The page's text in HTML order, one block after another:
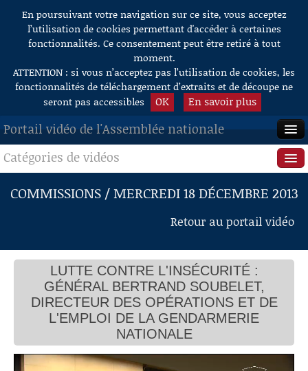
Aller au contenu
En poursuivant votre navigation sur ce site, vous acceptez
l’utilisation de cookies permettant d'accéder à certaines
fonctionnalités. Ce consentement peut être retiré à tout
moment.
ATTENTION : si vous n’acceptez pas l’utilisation de cookies, les
fonctionnalités de téléchargement d’extraits et de découpe ne
seront pas accessibles
OK En savoir plus
Portail vidéo de l'Assemblée nationale
ACCUEIL
EN DIRECT
RECHERCHE
AIDE À LA DÉCOUPE
DE VIDÉOS
Catégories de vidéos
Séance publique
Questions au Gouvernement
Commissions
Présidence
Évènements
Connaissance, Histoire
Autres
COMMISSIONS / MERCREDI 18 DÉCEMBRE 2013
Retour au portail vidéo
LUTTE CONTRE L'INSÉCURITÉ :
GÉNÉRAL BERTRAND SOUBELET,
DIRECTEUR DES OPÉRATIONS ET DE
L'EMPLOI DE LA GENDARMERIE
NATIONALE